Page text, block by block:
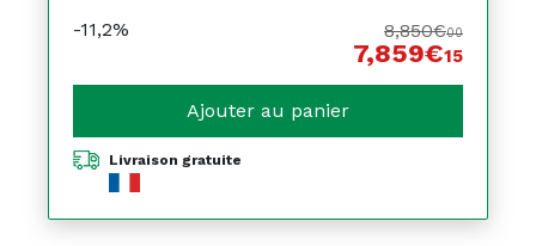
-11,2% 8,850€00
7,859€15
Ajouter au panier
Livraison gratuite